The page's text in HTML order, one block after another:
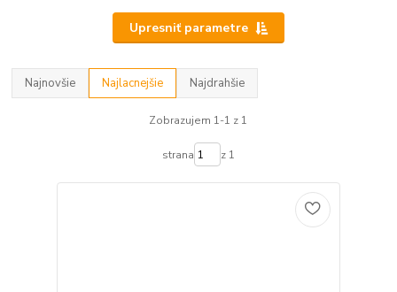
Upresniť parametre
Najnovšie Najlacnejšie Najdrahšie
Zobrazujem 1-1 z 1
strana z 1